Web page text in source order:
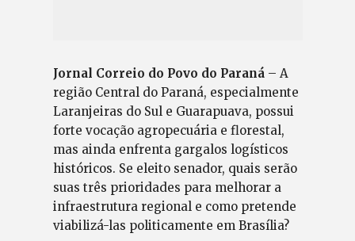
Jornal Correio do Povo do Paraná– A
região Central do Paraná, especialmente
Laranjeiras do Sul e Guarapuava, possui
forte vocação agropecuária e florestal,
mas ainda enfrenta gargalos logísticos
históricos. Se eleito senador, quais serão
suas três prioridades para melhorar a
infraestrutura regional e como pretende
viabilizá-las politicamente em Brasília?